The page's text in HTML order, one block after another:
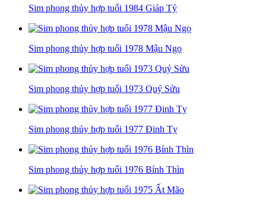
Sim phong thủy hợp tuổi 1984 Giáp Tý
Sim phong thủy hợp tuổi 1978 Mậu Ngọ
Sim phong thủy hợp tuổi 1973 Quý Sửu
Sim phong thủy hợp tuổi 1977 Đinh Tỵ
Sim phong thủy hợp tuổi 1976 Bính Thìn